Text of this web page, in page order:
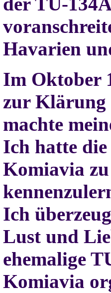
Havarien
Im Oktober
zur Klärung
machte
Ich hatte die
Komiavia
Ich
Lust und
ehemalige
Komiavia